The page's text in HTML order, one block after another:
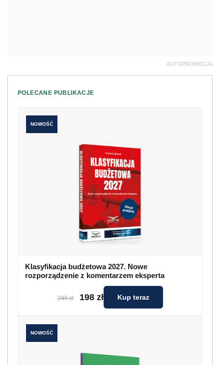
AUTOPROMOCJA
POLECANE PUBLIKACJE
NOWOŚĆ
Klasyfikacja budżetowa 2027. Nowe
rozporządzenie z komentarzem eksperta
249 zł 198 zł Kup teraz
NOWOŚĆ